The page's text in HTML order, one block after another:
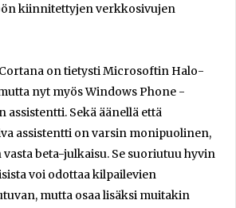
kiinnitettyjen verkkosivujen
on tietysti Microsoftin Halo-
nyt myös Windows Phone -
assistentti. Sekä äänellä että
assistentti on varsin monipuolinen,
vasta beta-julkaisu. Se suoriutuu hyvin
voi odottaa kilpailevien
mutta osaa lisäksi muitakin